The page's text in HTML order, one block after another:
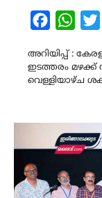
Facebook
അറിയിപ്പ് :
ഇടത്തരം മഴക്ക്‌
വെള്ളിയാഴ്ച